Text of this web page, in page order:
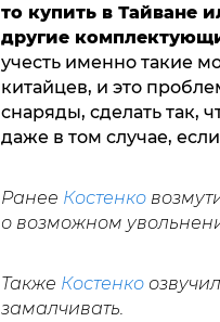
то купить в Тайване
другие
учесть именно такие
китайцев, и это
снаряды, сделать так,
даже в том случае,
Ранее Костенко
о возможном
Также Костенко
замалчивать.